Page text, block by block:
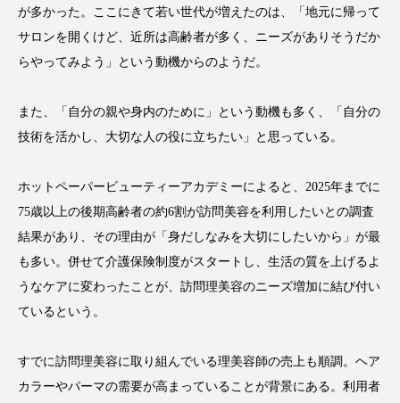
コネクテッド・ビューティ コミュニケーション
サステナブル美容 サプライチェーン
サロン経営 サロン連略 シャネル
スカルプ クレンジング 頻度 スカルプケア
スマートウォッチ スマートパッチ
が多かった。ここにきて若い世代が増えたのは、「地元に帰って
サロンを開くけど、近所は高齢者が多く、ニーズがありそうだか
らやってみよう」という動機からのようだ。
また、「自分の親や身内のために」という動機も多く、「自分の
技術を活かし、大切な人の役に立ちたい」と思っている。
ホットペーパービューティーアカデミーによると、2025年までに
75歳以上の後期高齢者の約6割が訪問美容を利用したいとの調査
結果があり、その理由が「身だしなみを大切にしたいから」が最
も多い。併せて介護保険制度がスタートし、生活の質を上げるよ
うなケアに変わったことが、訪問理美容のニーズ増加に結び付い
ているという。
すでに訪問理美容に取り組んでいる理美容師の売上も順調。ヘア
カラーやパーマの需要が高まっていることが背景にある。利用者